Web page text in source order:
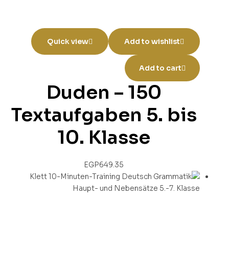
Add to wishlist
Quick view
Add to cart
Duden – 150
Textaufgaben 5. bis
10. Klasse
EGP649.35